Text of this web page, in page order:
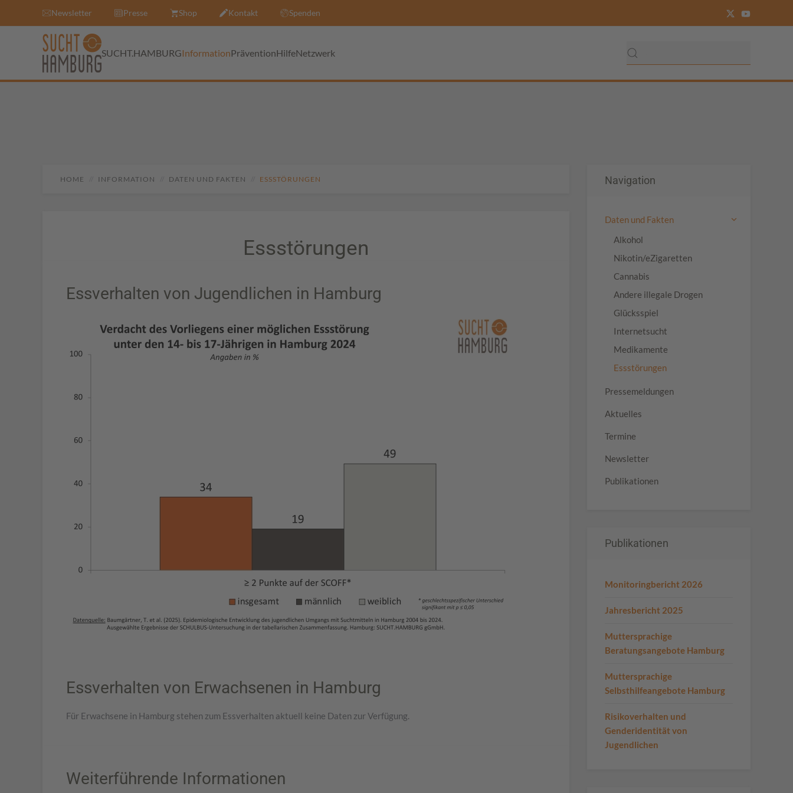
Newsletter Presse Shop Kontakt Spenden
SUCHT.HAMBURGInformationPräventionHilfeNetzwerk
HOME INFORMATION DATEN UND FAKTEN ESSSTÖRUNGEN
Essstörungen
Essverhalten von Jugendlichen in Hamburg
Essverhalten von Erwachsenen in Hamburg
Für Erwachsene in Hamburg stehen zum Essverhalten aktuell keine Daten zur Verfügung.
Weiterführende Informationen
Navigation
Daten und Fakten
Alkohol
Nikotin/eZigaretten
Cannabis
Andere illegale Drogen
Glücksspiel
Internetsucht
Medikamente
Essstörungen
Pressemeldungen
Aktuelles
Termine
Newsletter
Publikationen
Publikationen
Monitoringbericht 2026
Jahresbericht 2025
Muttersprachige
Beratungsangebote Hamburg
Muttersprachige
Selbsthilfeangebote Hamburg
Risikoverhalten und
Genderidentität von
Jugendlichen